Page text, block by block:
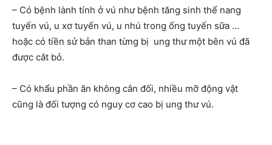
– Có bệnh lành tính ở vú như bệnh tăng sinh thể nang
tuyến vú, u xơ tuyến vú, u nhú trong ống tuyến sữa …
hoặc có tiền sử bản than từng bị ung thư một bên vú đã
được cắt bỏ.
– Có khẩu phần ăn không cân đối, nhiều mỡ động vật
cũng là đối tượng có nguy cơ cao bị ung thư vú.